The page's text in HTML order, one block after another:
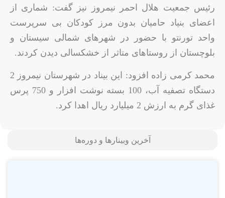
رئیس جمعیت هلال احمر نیمروز نیز گفت: شماری از
اعضای بنیاد حامیان بدون مرز کودکان بی سرپرست
واحد تورنتو با حضور در شهرهای شمالی سیستان و
بلوچستان از روستاهای متاثر از خشکسالی دیدن کردند.
محمد کرمی زاده افزود: این بیناد در شهرستان نیمروز 2
دستگاه تصفیه آب، 100 بسته نوشت افزار و 750 پرس
غذای گرم به ارزش 2 میلیارد ریال اهدا کرد.
آخرین وبینارها و دوره‌ها